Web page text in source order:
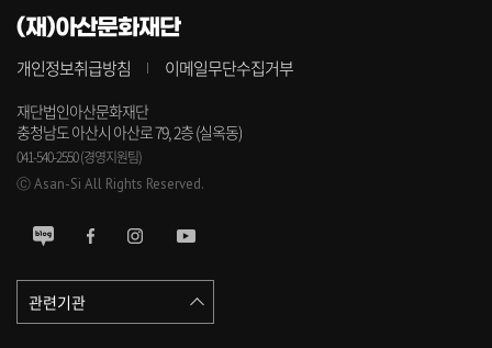
(재)아산문화재단
개인정보취급방침 이메일무단수집거부
재단법인아산문화재단
충청남도 아산시 아산로 79, 2층 (실옥동)
041-540-2550 (경영지원팀)
Ⓒ Asan-Si All Rights Reserved.
관련기관